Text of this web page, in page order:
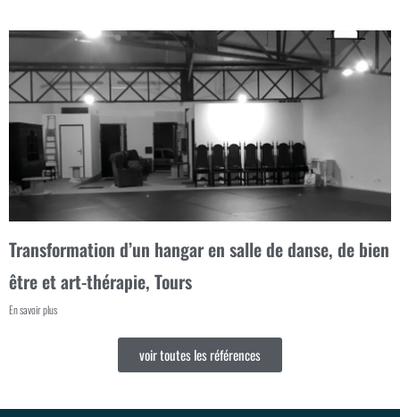
Transformation d’un hangar en salle de danse, de bien
être et art-thérapie, Tours
En savoir plus
voir toutes les références